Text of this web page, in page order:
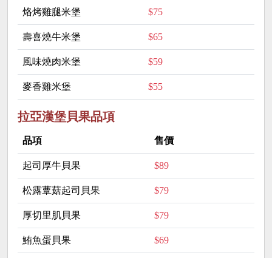
烙烤雞腿米堡 $75
壽喜燒牛米堡 $65
風味燒肉米堡 $59
麥香雞米堡 $55
拉亞漢堡貝果品項
品項 售價
起司厚牛貝果 $89
松露蕈菇起司貝果 $79
厚切里肌貝果 $79
鮪魚蛋貝果 $69